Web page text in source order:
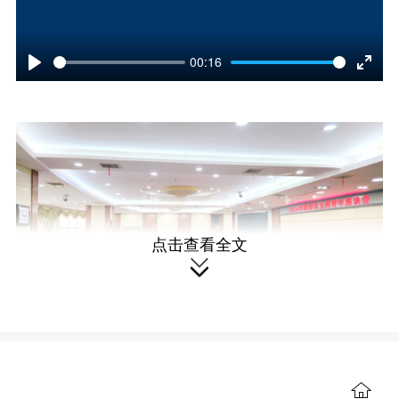
P
l
a
y
00:16
E
n
t
e
r
s
点击查看全文
